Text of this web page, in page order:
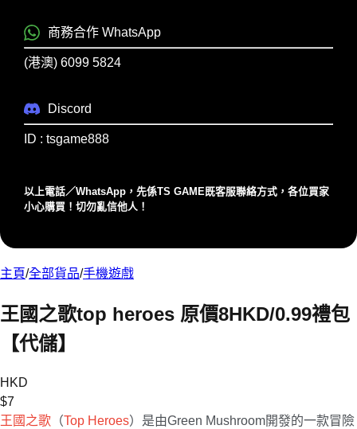
商務合作 WhatsApp
(港澳) 6099 5824
Discord
ID : tsgame888
以上電話／WhatsApp，先係TS GAME既客服聯絡⽅式，各位買家
⼩⼼購買！切勿亂信他⼈！
主頁/全部貨品/手機遊戲
王國之歌top heroes 原價8HKD/0.99禮包
【代儲】
HKD
$7
王國之歌 （Top Heroes）是由Green Mushroom開發的一款冒險